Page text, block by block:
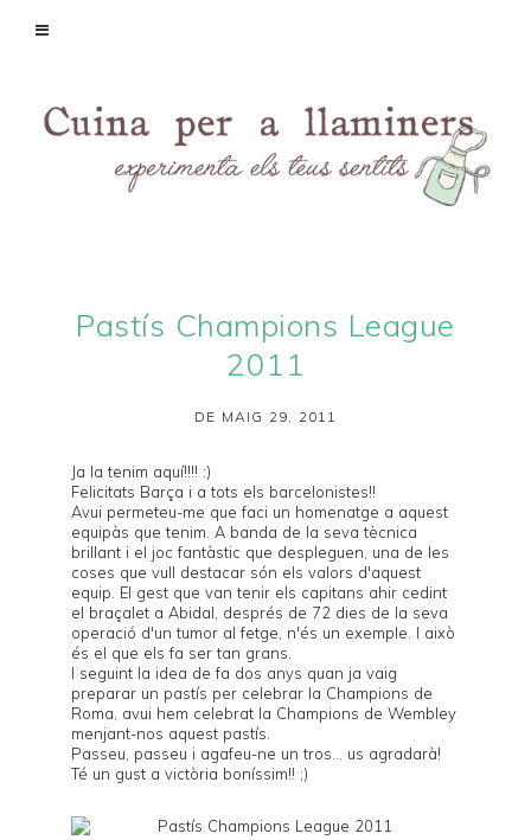
Pastís Champions League
2011
DE MAIG 29, 2011
Ja la tenim aquí!!!! :)
Felicitats Barça i a tots els barcelonistes!!
Avui permeteu-me que faci un homenatge a aquest
equipàs que tenim. A banda de la seva tècnica
brillant i el joc fantàstic que despleguen, una de les
coses que vull destacar són els valors d'aquest
equip. El gest que van tenir els capitans ahir cedint
el braçalet a Abidal, després de 72 dies de la seva
operació d'un tumor al fetge, n'és un exemple. I això
és el que els fa ser tan grans.
I seguint la idea de fa dos anys quan ja vaig
preparar un pastís per celebrar la Champions de
Roma, avui hem celebrat la Champions de Wembley
menjant-nos aquest pastís.
Passeu, passeu i agafeu-ne un tros... us agradarà!
Té un gust a victòria boníssim!! ;)